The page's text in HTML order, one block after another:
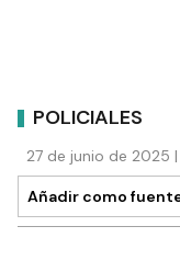
POLICIALES
27 de junio de 2025
Añadir como